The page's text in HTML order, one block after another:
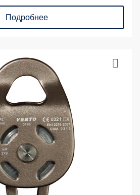
Подробнее